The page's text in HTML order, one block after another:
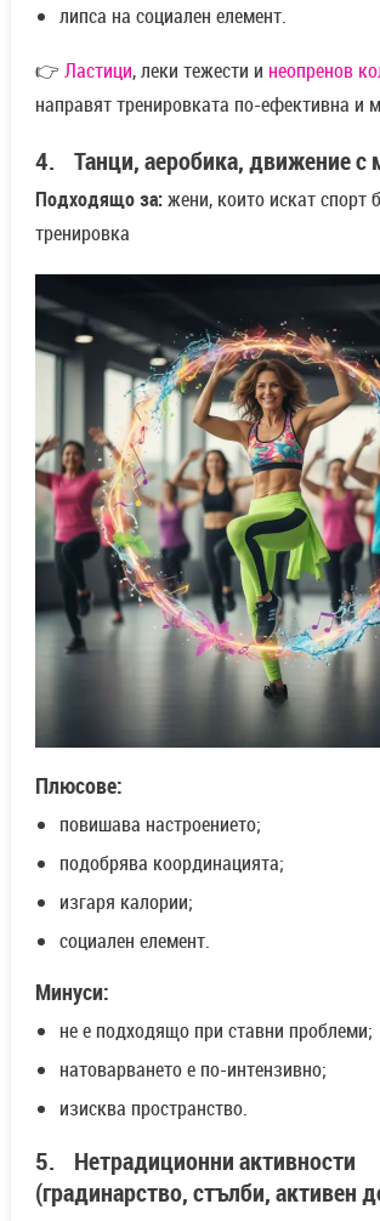
липса на социален елемент.
👉 Ластици, леки тежести и неопренов
направят тренировката по-ефективна и
4. Танци, аеробика, движение с
Подходящо за:жени, които искат спорт
тренировка
Плюсове:
повишава настроението;
подобрява координацията;
изгаря калории;
социален елемент.
Минуси:
не е подходящо при ставни проблеми;
натоварването е по-интензивно;
изисква пространство.
5. Нетрадиционни активности
(градинарство, стълби, активен